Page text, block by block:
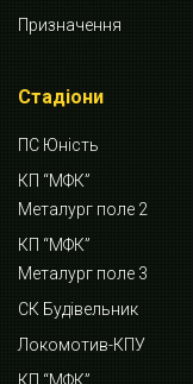
Призначення
Стадіони
ПС Юність
КП “МФК”
Металург поле 2
КП “МФК”
Металург поле 3
СК Будівельник
Локомотив-КПУ